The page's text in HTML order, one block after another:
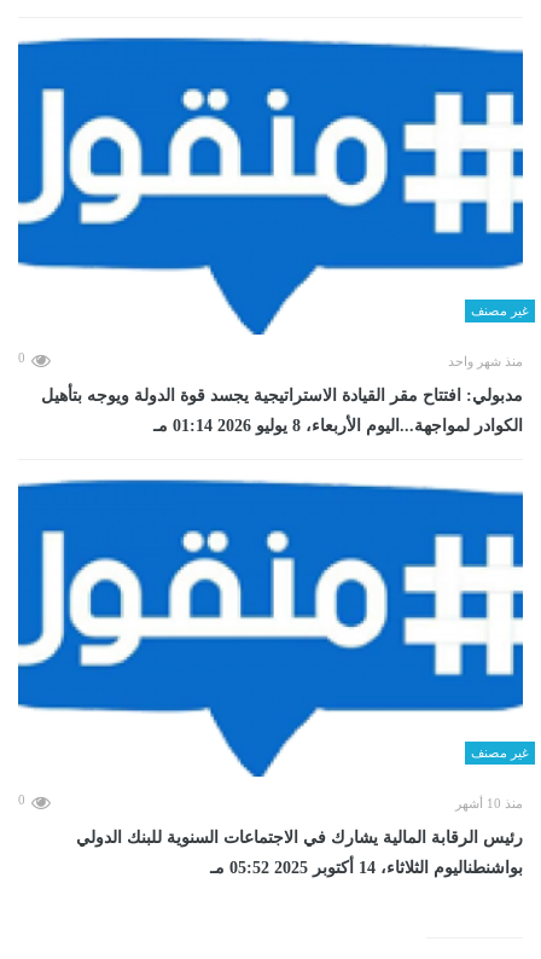
غير مصنف
منذ شهر واحد 0
مدبولي: افتتاح مقر القيادة الاستراتيجية يجسد قوة الدولة ويوجه بتأهيل
الكوادر لمواجهة...اليوم الأربعاء، 8 يوليو 2026 01:14 مـ
غير مصنف
منذ 10 أشهر 0
رئيس الرقابة المالية يشارك في الاجتماعات السنوية للبنك الدولي
بواشنطناليوم الثلاثاء، 14 أكتوبر 2025 05:52 مـ